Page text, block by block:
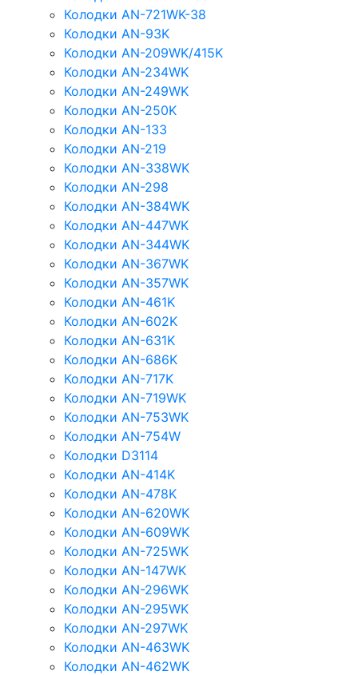
Колодки AN-721WK-38
Колодки AN-93K
Колодки AN-209WK/415K
Колодки AN-234WK
Колодки AN-249WK
Колодки AN-250K
Колодки AN-133
Колодки AN-219
Колодки AN-338WK
Колодки AN-298
Колодки AN-384WK
Колодки AN-447WK
Колодки AN-344WK
Колодки AN-367WK
Колодки AN-357WK
Колодки AN-461K
Колодки AN-602K
Колодки AN-631K
Колодки AN-686K
Колодки AN-717K
Колодки AN-719WK
Колодки AN-753WK
Колодки AN-754W
Колодки D3114
Колодки AN-414K
Колодки AN-478K
Колодки AN-620WK
Колодки AN-609WK
Колодки AN-725WK
Колодки AN-147WK
Колодки AN-296WK
Колодки AN-295WK
Колодки AN-297WK
Колодки AN-463WK
Колодки AN-462WK